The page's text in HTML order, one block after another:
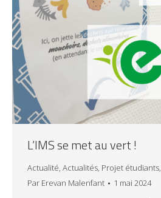
L’IMS se met au vert !
Actualité, Actualités, Projet étudiants,
Par Erevan Malenfant 1 mai 2024